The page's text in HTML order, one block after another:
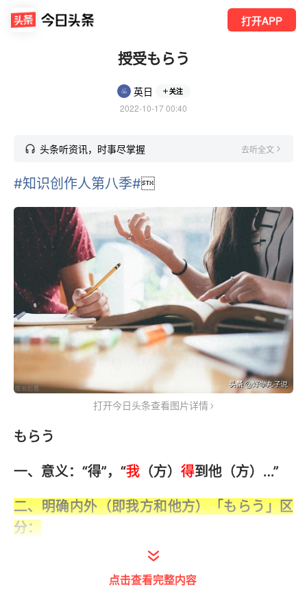
打开APP
授受もらう
英日 关注
2022-10-17 00:40
头条听资讯，时事尽掌握 去听全文
#知识创作人第八季#
打开今日头条查看图片详情
もらう
一、意义：“得”，“我 （方） 得到他（方）…”
二、明确内外（即我方和他方）「もらう」区
分：
①第一人称从那第二人称得到
点击查看完整内容